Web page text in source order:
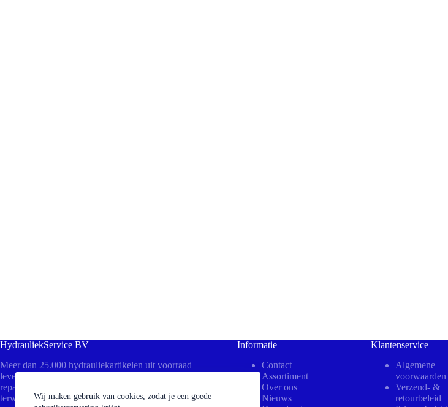
Wij maken gebruik van cookies, zodat je een goede
HydrauliekService BV
Meer dan 25.000 hydrauliekartikelen uit voorraad
leverbaar! Bezoek ons in Beesd voor direct advies,
reparaties aan uw cilinders of het persen van slangen
terwijl u wacht.
Informatie
Contact
Assortiment
Over ons
Nieuws
Klantenservice
Algemene
voorwaarden
Verzend- &
retourbeleid